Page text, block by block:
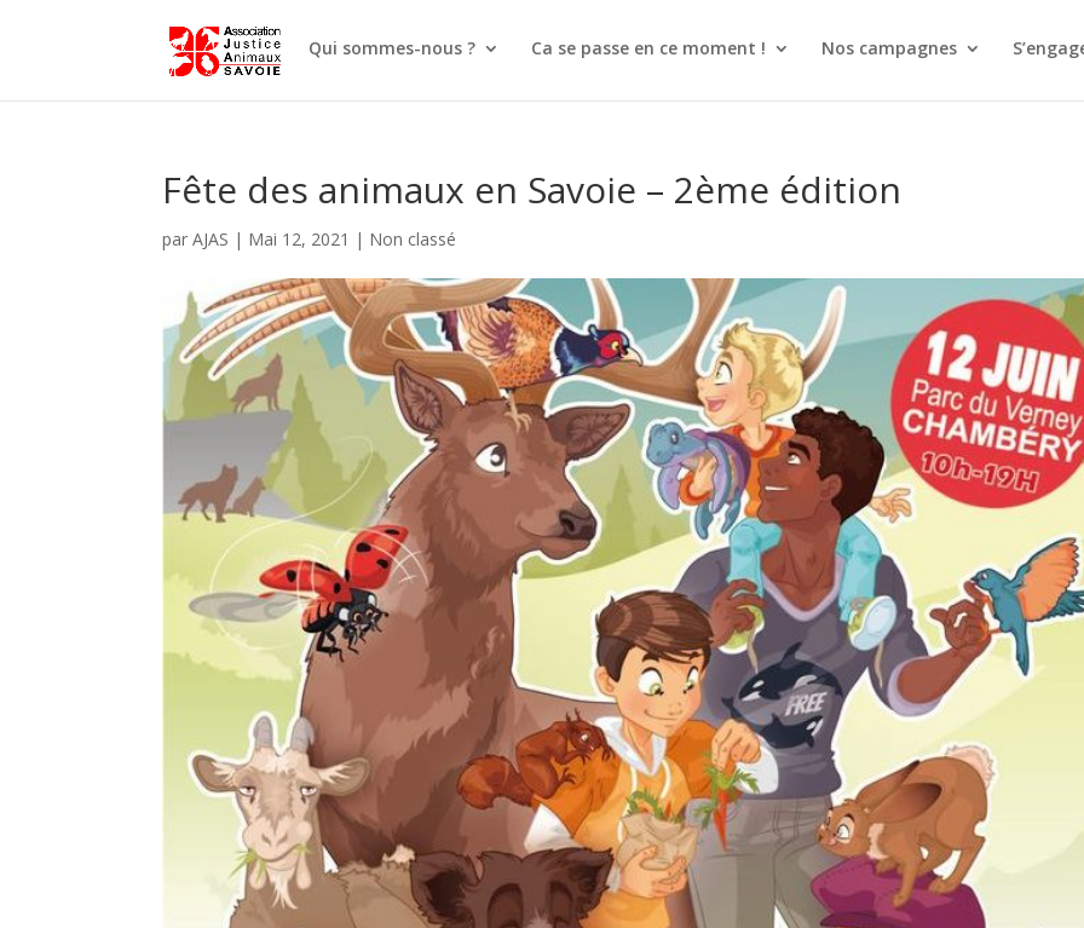
Qui sommes-nous ? Ca se passe en ce moment ! Nos campagnes
Fête des animaux en Savoie – 2ème édition
parAJAS | Mai 12, 2021 | Non classé